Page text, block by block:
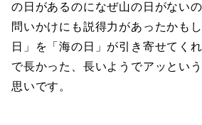
の日があるのになぜ山の日がない
問いかけにも説得力があったかも
日」を「海の日」が引き寄せてく
で長かった、長いようでアッとい
思いです。